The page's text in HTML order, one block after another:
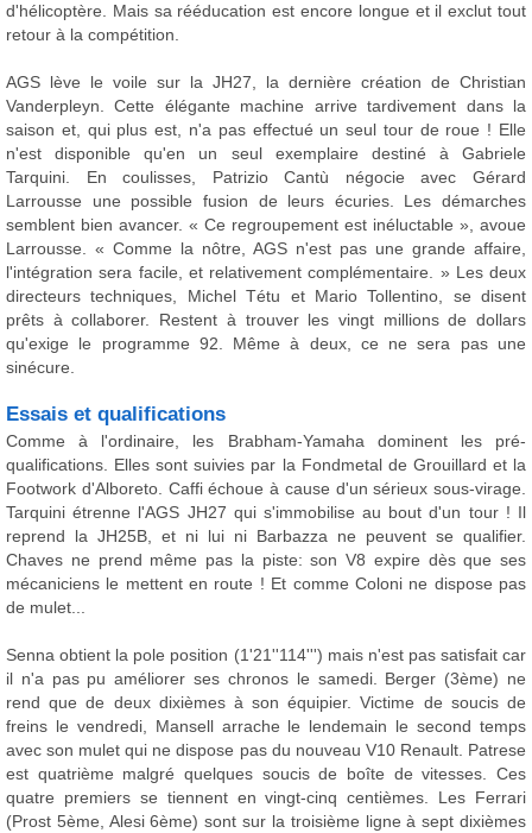
d'hélicoptère. Mais sa rééducation est encore longue et il exclut tout
retour à la compétition.
AGS lève le voile sur la JH27, la dernière création de Christian
Vanderpleyn. Cette élégante machine arrive tardivement dans la
saison et, qui plus est, n'a pas effectué un seul tour de roue ! Elle
n'est disponible qu'en un seul exemplaire destiné à Gabriele
Tarquini. En coulisses, Patrizio Cantù négocie avec Gérard
Larrousse une possible fusion de leurs écuries. Les démarches
semblent bien avancer. « Ce regroupement est inéluctable », avoue
Larrousse. « Comme la nôtre, AGS n'est pas une grande affaire,
l'intégration sera facile, et relativement complémentaire. » Les deux
directeurs techniques, Michel Tétu et Mario Tollentino, se disent
prêts à collaborer. Restent à trouver les vingt millions de dollars
qu'exige le programme 92. Même à deux, ce ne sera pas une
sinécure.
Essais et qualifications
Comme à l'ordinaire, les Brabham-Yamaha dominent les pré-
qualifications. Elles sont suivies par la Fondmetal de Grouillard et la
Footwork d'Alboreto. Caffi échoue à cause d'un sérieux sous-virage.
Tarquini étrenne l'AGS JH27 qui s'immobilise au bout d'un tour ! Il
reprend la JH25B, et ni lui ni Barbazza ne peuvent se qualifier.
Chaves ne prend même pas la piste: son V8 expire dès que ses
mécaniciens le mettent en route ! Et comme Coloni ne dispose pas
de mulet...
Senna obtient la pole position (1'21''114''') mais n'est pas satisfait car
il n'a pas pu améliorer ses chronos le samedi. Berger (3ème) ne
rend que de deux dixièmes à son équipier. Victime de soucis de
freins le vendredi, Mansell arrache le lendemain le second temps
avec son mulet qui ne dispose pas du nouveau V10 Renault. Patrese
est quatrième malgré quelques soucis de boîte de vitesses. Ces
quatre premiers se tiennent en vingt-cinq centièmes. Les Ferrari
(Prost 5ème, Alesi 6ème) sont sur la troisième ligne à sept dixièmes